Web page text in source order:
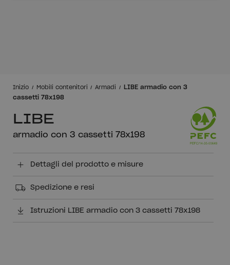
Inizio Mobili contenitori Armadi
LIBE armadio con 3
cassetti 78x198
LIBE
armadio con 3 cassetti 78x198
Dettagli del prodotto e misure
Spedizione e resi
Istruzioni LIBE armadio con 3 cassetti 78x198